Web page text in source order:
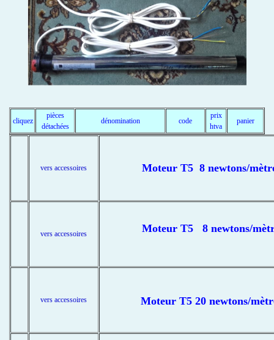
cliquez
pièces
détachées
dénomination code
prix
htva
panier
vers accessoires Moteur T5 8 newtons/
vers accessoires Moteur T5 8 newtons/
vers accessoires Moteur T5 20 newtons/